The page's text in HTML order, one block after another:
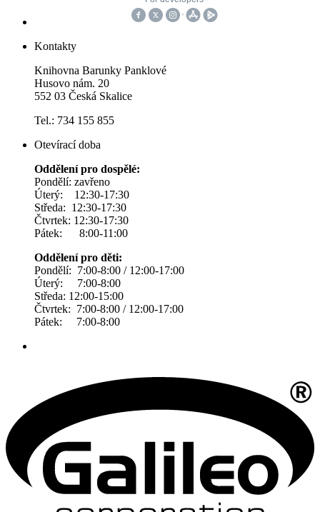
Kontakty
Knihovna Barunky Panklové
Husovo nám. 20
552 03 Česká Skalice
Tel.: 734 155 855
Otevírací doba
Oddělení pro dospělé:
Pondělí: zavřeno
Úterý: 12:30-17:30
Středa: 12:30-17:30
Čtvrtek: 12:30-17:30
Pátek: 8:00-11:00
Oddělení pro děti:
Pondělí: 7:00-8:00 / 12:00-17:00
Úterý: 7:00-8:00
Středa: 12:00-15:00
Čtvrtek: 7:00-8:00 / 12:00-17:00
Pátek: 7:00-8:00